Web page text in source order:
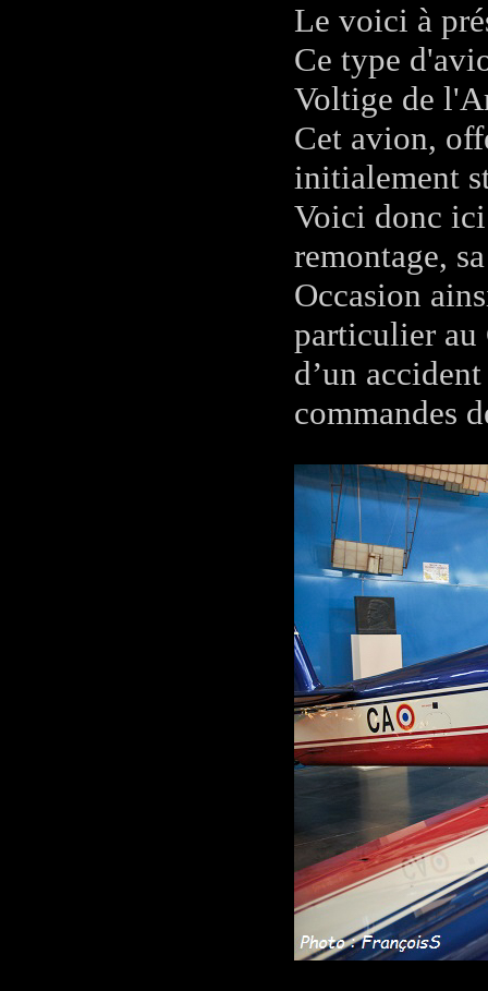
Le voici à
Ce type
Voltige de
Cet avion,
initialement
Voici donc
remontage,
Occasion
particulier
d’un
commandes